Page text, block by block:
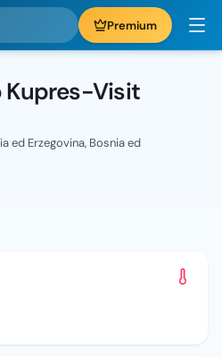
Premium
Kupres-Visit
ed Erzegovina, Bosnia ed